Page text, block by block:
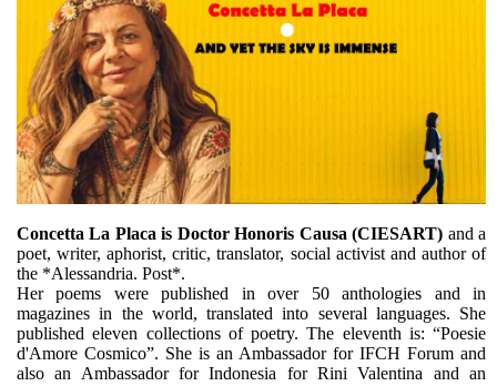
Concetta La Placa is Doctor Honoris Causa (CIESART) and a
poet, writer, aphorist, critic, translator, social activist and author of
the *Alessandria. Post*.
Her poems were published in over 50 anthologies and in
magazines in the world, translated into several languages. She
published eleven collections of poetry. The eleventh is: “Poesie
d'Amore Cosmico”. She is an Ambassador for IFCH Forum and
also an Ambassador for Indonesia for Rini Valentina and an